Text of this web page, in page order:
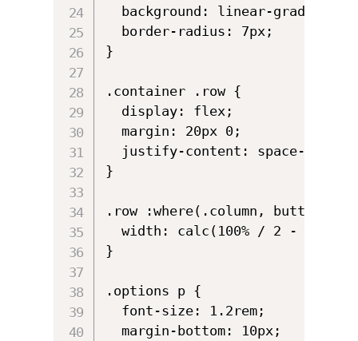
background: linear-
  border-radius: 7px;
}
.container .row {
  display: flex;
  margin: 20px 0;
justify-content: space-
}
.row :where(.column, button) {
  width: calc(100% / 2 - 12px);
}
.options p {
  font-size: 1.2rem;
  margin-bottom: 10px;